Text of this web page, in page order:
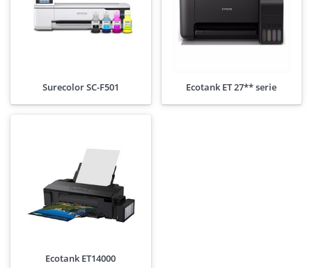
Surecolor SC-F501 Ecotank ET 27** serie
Ecotank ET14000